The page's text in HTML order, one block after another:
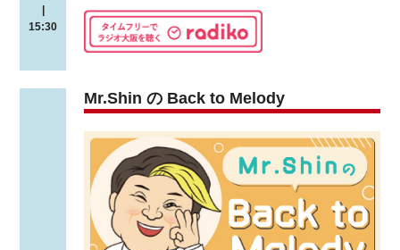
|
15:30
Mr.Shin の Back to Melody